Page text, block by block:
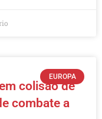
EUROPA
colisão de
combate a